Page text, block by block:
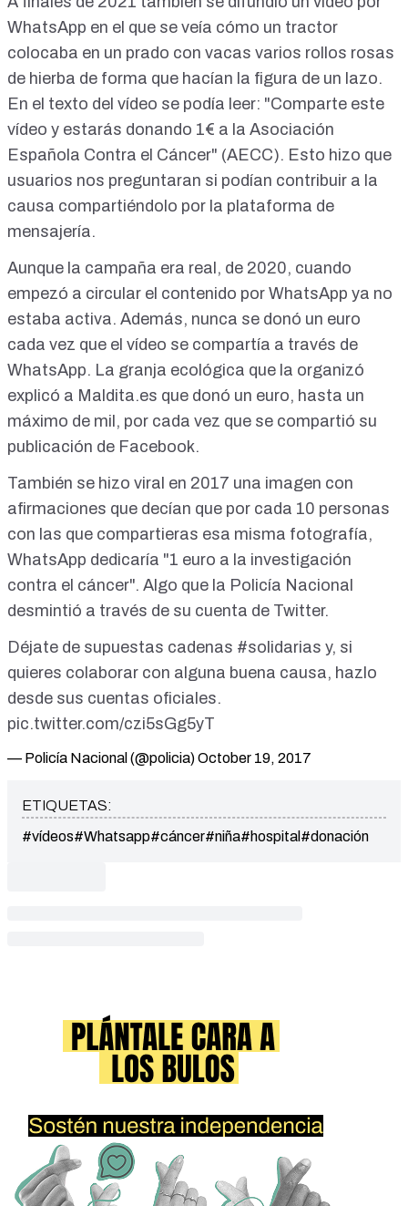
WhatsApp en el que se veía cómo un tractor
colocaba en un prado con vacas varios rollos rosas
de hierba de forma que hacían la figura de un lazo.
En el texto del vídeo se podía leer: "Comparte este
vídeo y estarás donando 1€ a la Asociación
Española Contra el Cáncer" (AECC). Esto hizo que
usuarios nos preguntaran si podían contribuir a la
causa compartiéndolo por la plataforma de
mensajería.
Aunque la campaña era real, de 2020, cuando
empezó a circular el contenido por WhatsApp ya no
estaba activa. Además, nunca se donó un euro
cada vez que el vídeo se compartía a través de
WhatsApp. La granja ecológica que la organizó
explicó a Maldita.es que donó un euro, hasta un
máximo de mil, por cada vez que se compartió su
publicación de Facebook.
También se hizo viral en 2017 una imagen con
afirmaciones que decían que por cada 10 personas
con las que compartieras esa misma fotografía,
WhatsApp dedicaría "1 euro a la investigación
contra el cáncer". Algo que la Policía Nacional
desmintió a través de su cuenta de Twitter.
Déjate de supuestas cadenas #solidarias y, si
quieres colaborar con alguna buena causa, hazlo
desde sus cuentas oficiales.
pic.twitter.com/czi5sGg5yT
— Policía Nacional (@policia)October 19, 2017
ETIQUETAS:
#vídeos#Whatsapp#cáncer#niña#hospital #donación